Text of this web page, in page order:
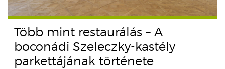
Több mint restaurálás – A
boconádi Szeleczky-kastély
parkettájának története